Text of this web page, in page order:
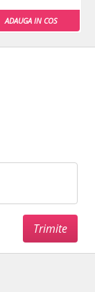
ADAUGA IN COS